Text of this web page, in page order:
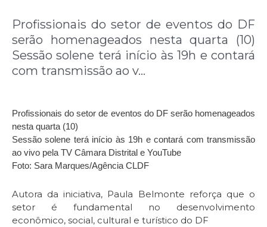
Profissionais do setor de eventos do DF
serão homenageados nesta quarta (10)
Sessão solene terá início às 19h e contará
com transmissão ao v…
Profissionais do setor de eventos do DF serão homenageados
nesta quarta (10)
Sessão solene terá início às 19h e contará com transmissão
ao vivo pela TV Câmara Distrital e YouTube
Foto: Sara Marques/Agência CLDF
Autora da iniciativa, Paula Belmonte reforça que o
setor é fundamental no desenvolvimento
econômico, social, cultural e turístico do DF